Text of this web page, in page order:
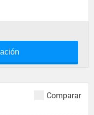
Comparar